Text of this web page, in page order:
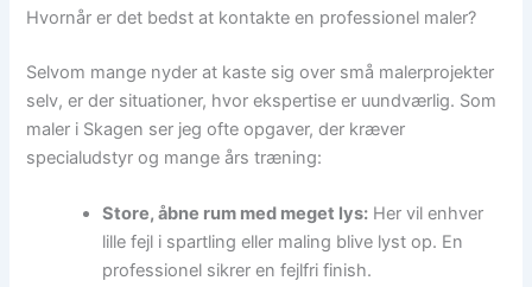
Hvornår er det bedst at kontakte en professionel maler?
Selvom mange nyder at kaste sig over små malerprojekter
selv, er der situationer, hvor ekspertise er uundværlig. Som
maler i Skagen ser jeg ofte opgaver, der kræver
specialudstyr og mange års træning:
Store, åbne rum med meget lys: Her vil enhver
lille fejl i spartling eller maling blive lyst op. En
professionel sikrer en fejlfri finish.